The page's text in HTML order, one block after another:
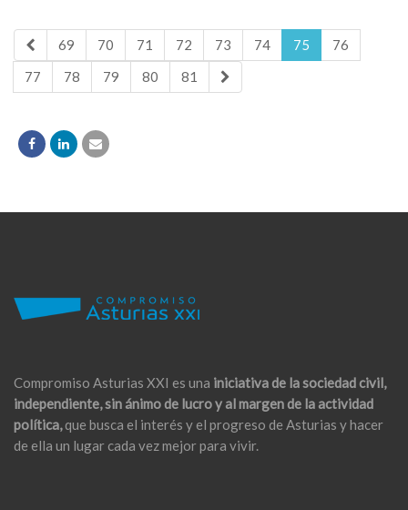
69 70 71 72 73 74 75
76
77
78 79 80 81
Compromiso Asturias XXI es una iniciativa de la sociedad civil,
independiente, sin ánimo de lucro y al margen de la actividad
política,que busca el interés y el progreso de Asturias y hacer
de ella un lugar cada vez mejor para vivir.